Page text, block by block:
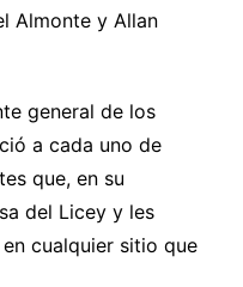
Almonte y Allan
general de los
a cada uno de
que, en su
del Licey y les
cualquier sitio que